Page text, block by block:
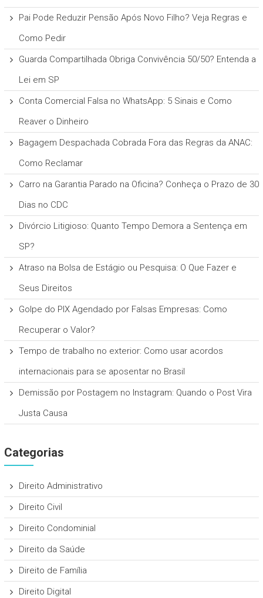
Pai Pode Reduzir Pensão Após Novo Filho? Veja Regras e
Como Pedir
Guarda Compartilhada Obriga Convivência 50/50? Entenda a
Lei em SP
Conta Comercial Falsa no WhatsApp: 5 Sinais e Como
Reaver o Dinheiro
Bagagem Despachada Cobrada Fora das Regras da ANAC:
Como Reclamar
Carro na Garantia Parado na Oficina? Conheça o Prazo de 30
Dias no CDC
Divórcio Litigioso: Quanto Tempo Demora a Sentença em
SP?
Atraso na Bolsa de Estágio ou Pesquisa: O Que Fazer e
Seus Direitos
Golpe do PIX Agendado por Falsas Empresas: Como
Recuperar o Valor?
Tempo de trabalho no exterior: Como usar acordos
internacionais para se aposentar no Brasil
Demissão por Postagem no Instagram: Quando o Post Vira
Justa Causa
Categorias
Direito Administrativo
Direito Civil
Direito Condominial
Direito da Saúde
Direito de Família
Direito Digital